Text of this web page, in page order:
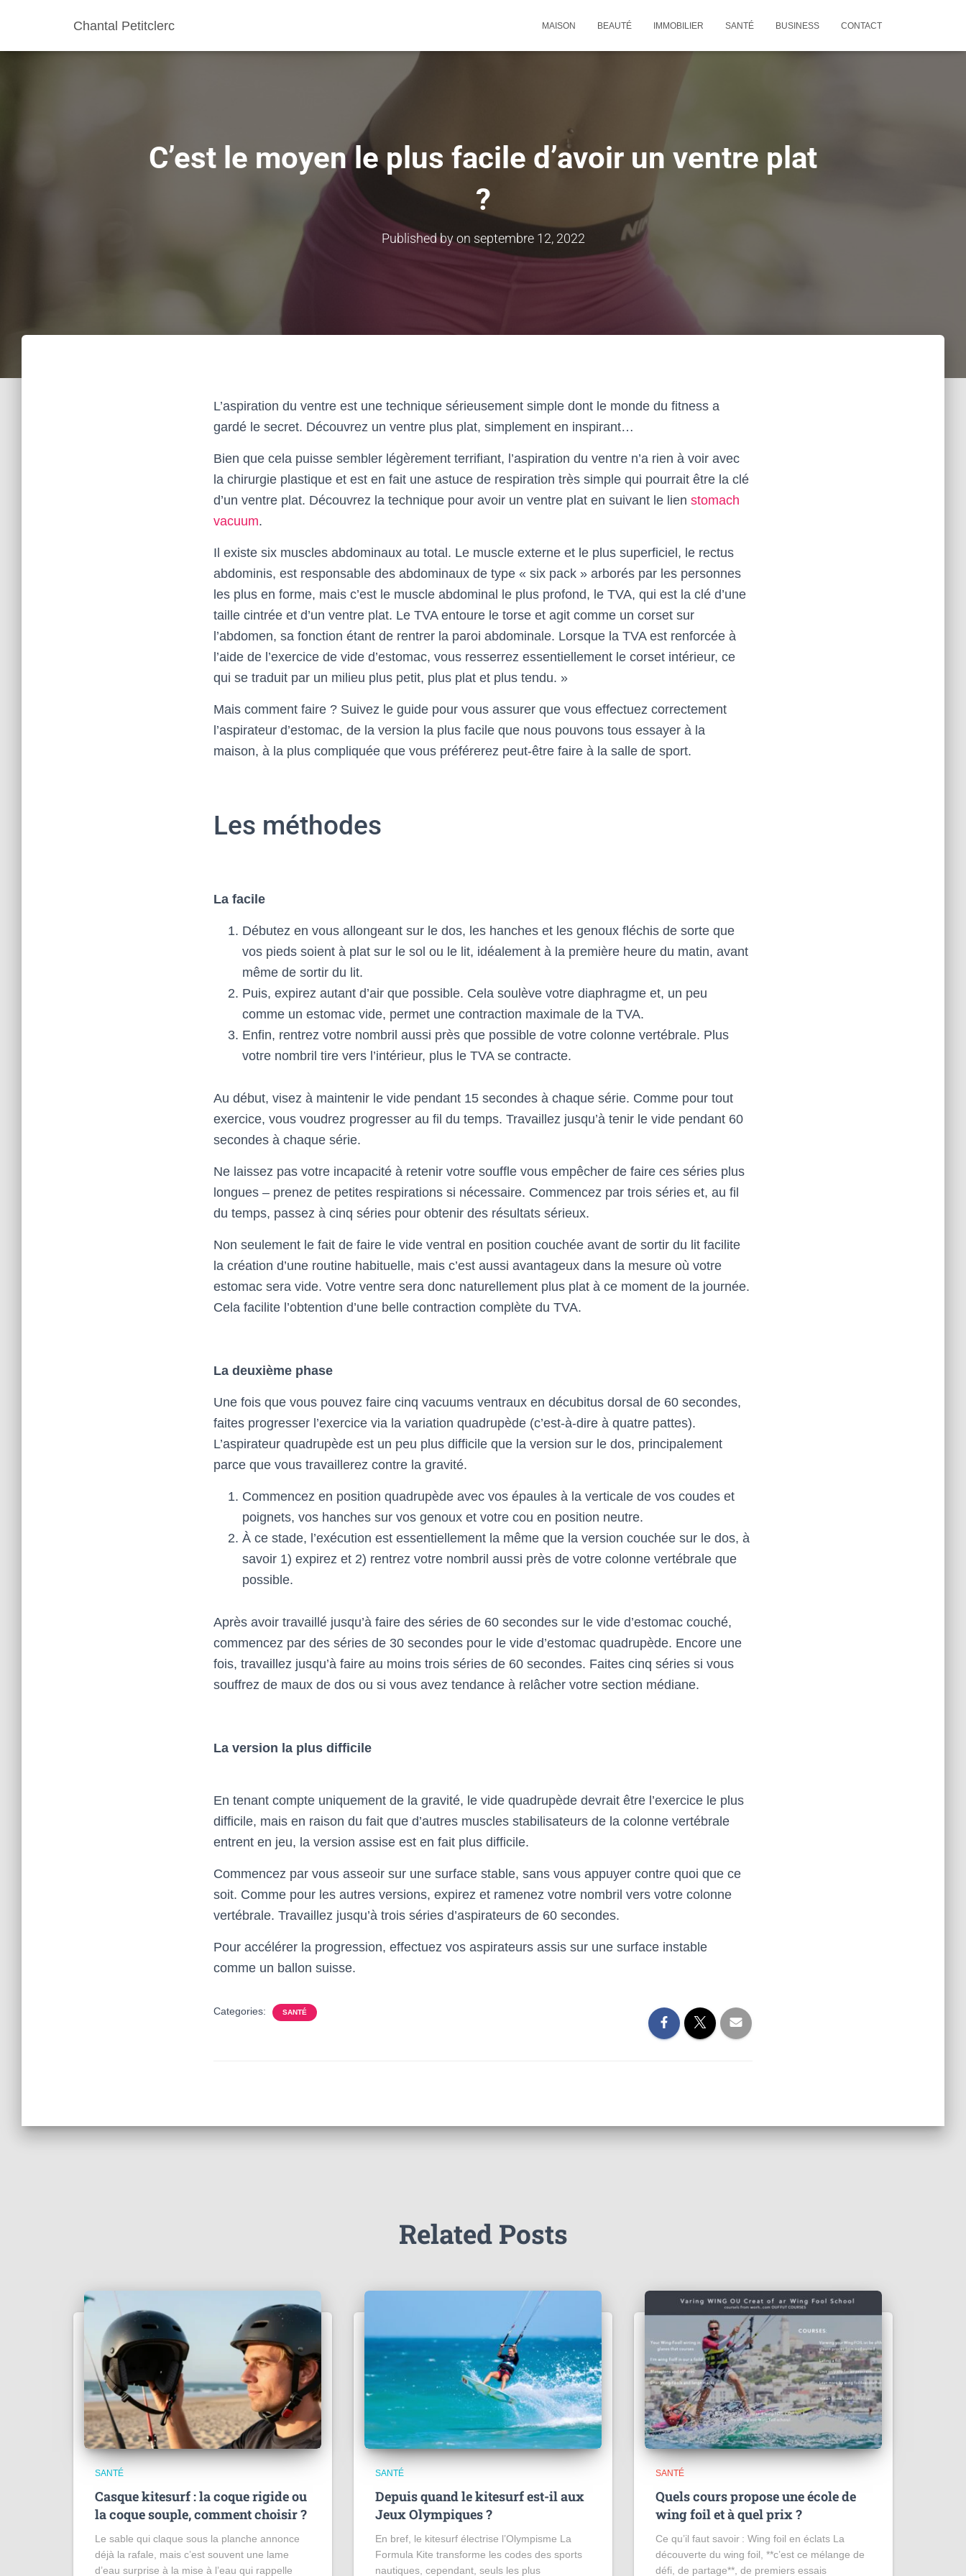
Chantal Petitclerc MAISON BEAUTÉ IMMOBILIER SANTÉ BUSINESS CONTACT
C’est le moyen le plus facile d’avoir un ventre plat
?
Published byon septembre 12, 2022
L’aspiration du ventre est une technique sérieusement simple dont le monde du fitness a
gardé le secret. Découvrez un ventre plus plat, simplement en inspirant…
Bien que cela puisse sembler légèrement terrifiant, l’aspiration du ventre n’a rien à voir avec
la chirurgie plastique et est en fait une astuce de respiration très simple qui pourrait être la clé
d’un ventre plat. Découvrez la technique pour avoir un ventre plat en suivant le lien stomach
vacuum.
Il existe six muscles abdominaux au total. Le muscle externe et le plus superficiel, le rectus
abdominis, est responsable des abdominaux de type « six pack » arborés par les personnes
les plus en forme, mais c’est le muscle abdominal le plus profond, le TVA, qui est la clé d’une
taille cintrée et d’un ventre plat. Le TVA entoure le torse et agit comme un corset sur
l’abdomen, sa fonction étant de rentrer la paroi abdominale. Lorsque la TVA est renforcée à
l’aide de l’exercice de vide d’estomac, vous resserrez essentiellement le corset intérieur, ce
qui se traduit par un milieu plus petit, plus plat et plus tendu. »
Mais comment faire ? Suivez le guide pour vous assurer que vous effectuez correctement
l’aspirateur d’estomac, de la version la plus facile que nous pouvons tous essayer à la
maison, à la plus compliquée que vous préférerez peut-être faire à la salle de sport.
Les méthodes
La facile
Débutez en vous allongeant sur le dos, les hanches et les genoux fléchis de sorte que
vos pieds soient à plat sur le sol ou le lit, idéalement à la première heure du matin, avant
même de sortir du lit.
Puis, expirez autant d’air que possible. Cela soulève votre diaphragme et, un peu
comme un estomac vide, permet une contraction maximale de la TVA.
Enfin, rentrez votre nombril aussi près que possible de votre colonne vertébrale. Plus
votre nombril tire vers l’intérieur, plus le TVA se contracte.
Au début, visez à maintenir le vide pendant 15 secondes à chaque série. Comme pour tout
exercice, vous voudrez progresser au fil du temps. Travaillez jusqu’à tenir le vide pendant 60
secondes à chaque série.
Ne laissez pas votre incapacité à retenir votre souffle vous empêcher de faire ces séries plus
longues – prenez de petites respirations si nécessaire. Commencez par trois séries et, au fil
du temps, passez à cinq séries pour obtenir des résultats sérieux.
Non seulement le fait de faire le vide ventral en position couchée avant de sortir du lit facilite
la création d’une routine habituelle, mais c’est aussi avantageux dans la mesure où votre
estomac sera vide. Votre ventre sera donc naturellement plus plat à ce moment de la journée.
Cela facilite l’obtention d’une belle contraction complète du TVA.
La deuxième phase
Une fois que vous pouvez faire cinq vacuums ventraux en décubitus dorsal de 60 secondes,
faites progresser l’exercice via la variation quadrupède (c’est-à-dire à quatre pattes).
L’aspirateur quadrupède est un peu plus difficile que la version sur le dos, principalement
parce que vous travaillerez contre la gravité.
Commencez en position quadrupède avec vos épaules à la verticale de vos coudes et
poignets, vos hanches sur vos genoux et votre cou en position neutre.
À ce stade, l’exécution est essentiellement la même que la version couchée sur le dos, à
savoir 1) expirez et 2) rentrez votre nombril aussi près de votre colonne vertébrale que
possible.
Après avoir travaillé jusqu’à faire des séries de 60 secondes sur le vide d’estomac couché,
commencez par des séries de 30 secondes pour le vide d’estomac quadrupède. Encore une
fois, travaillez jusqu’à faire au moins trois séries de 60 secondes. Faites cinq séries si vous
souffrez de maux de dos ou si vous avez tendance à relâcher votre section médiane.
La version la plus difficile
En tenant compte uniquement de la gravité, le vide quadrupède devrait être l’exercice le plus
difficile, mais en raison du fait que d’autres muscles stabilisateurs de la colonne vertébrale
entrent en jeu, la version assise est en fait plus difficile.
Commencez par vous asseoir sur une surface stable, sans vous appuyer contre quoi que ce
soit. Comme pour les autres versions, expirez et ramenez votre nombril vers votre colonne
vertébrale. Travaillez jusqu’à trois séries d’aspirateurs de 60 secondes.
Pour accélérer la progression, effectuez vos aspirateurs assis sur une surface instable
comme un ballon suisse.
Categories: SANTÉ
Related Posts
SANTÉ
Casque kitesurf : la coque rigide ou
la coque souple, comment choisir ?
Le sable qui claque sous la planche annonce
déjà la rafale, mais c’est souvent une lame
d’eau surprise à la mise à l’eau qui rappelle
SANTÉ
Depuis quand le kitesurf est-il aux
Jeux Olympiques ?
En bref, le kitesurf électrise l’Olympisme La
Formula Kite transforme les codes des sports
nautiques, cependant, seuls les plus
SANTÉ
Quels cours propose une école de
wing foil et à quel prix ?
Ce qu’il faut savoir : Wing foil en éclats La
découverte du wing foil, **c’est ce mélange de
défi, de partage**, de premiers essais